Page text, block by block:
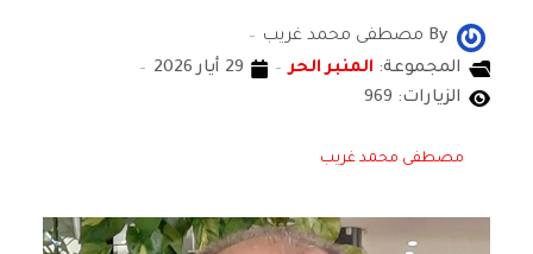
By مصطفى محمد غريب
المجموعة: المنبر الحر
29 أيار 2026
الزيارات: 969
مصطفى محمد غريب